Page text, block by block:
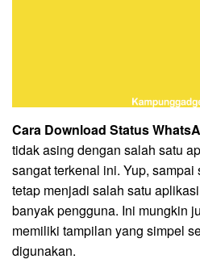
Cara Download Status
tidak asing dengan salah satu
sangat terkenal ini. Yup, sampai
tetap menjadi salah satu aplikasi
banyak pengguna. Ini mungkin
memiliki tampilan yang simpel
digunakan.